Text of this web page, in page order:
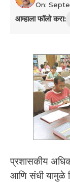
On:
आम्हाला फॉलो करा:
प्रशासकीय
आणि संधी यामुळे